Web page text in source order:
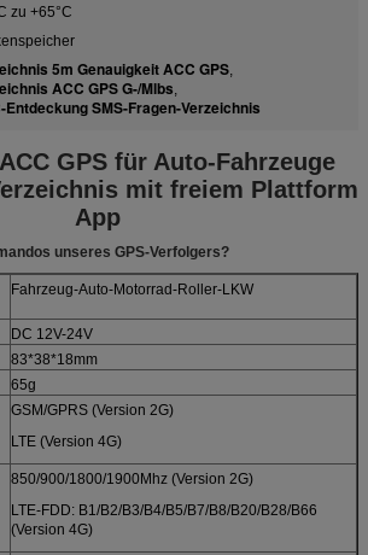
zu +65°C
5m Genauigkeit ACC GPS,
ACC GPS G-/Mlbs,
Entdeckung SMS-Fragen-Verzeichnis
GPS für Auto-Fahrzeuge
mit freiem Plattform
App
unseres GPS-Verfolgers?
Fahrzeug-Auto-Motorrad-Roller-LKW
DC 12V-24V
83*38*18mm
65g
GSM/GPRS (Version 2G)
LTE (Version 4G)
850/900/1800/1900Mhz (Version 2G)
LTE-FDD: B1/B2/B3/B4/B5/B7/B8/B20/B28/B66
(Version 4G)